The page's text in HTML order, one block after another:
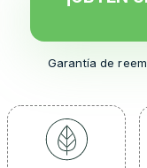
Garantía de